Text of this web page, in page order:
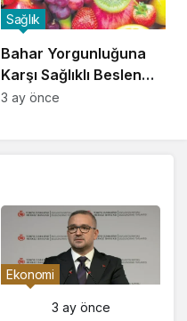
Bahar Yorgunluğuna
Karşı Sağlıklı Beslenme
İpuçları
Sağlık
3 ay önce
Son Dakika
3 ay önce